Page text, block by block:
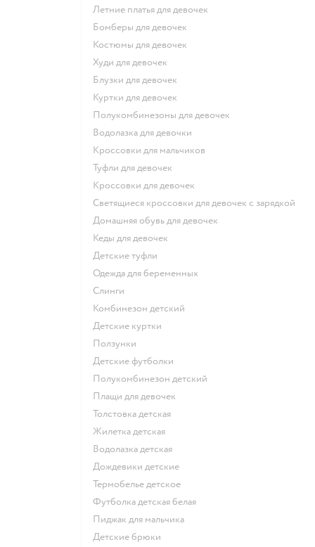
Летние платья для девочек
Бомберы для девочек
Костюмы для девочек
Худи для девочек
Блузки для девочек
Куртки для девочек
Полукомбинезоны для девочек
Водолазка для девочки
Кроссовки для мальчиков
Туфли для девочек
Кроссовки для девочек
Светящиеся кроссовки для девочек с зарядкой
Домашняя обувь для девочек
Кеды для девочек
Детские туфли
Одежда для беременных
Слинги
Комбинезон детский
Детские куртки
Ползунки
Детские футболки
Полукомбинезон детский
Плащи для девочек
Толстовка детская
Жилетка детская
Водолазка детская
Дождевики детские
Термобелье детское
Футболка детская белая
Пиджак для мальчика
Детские брюки